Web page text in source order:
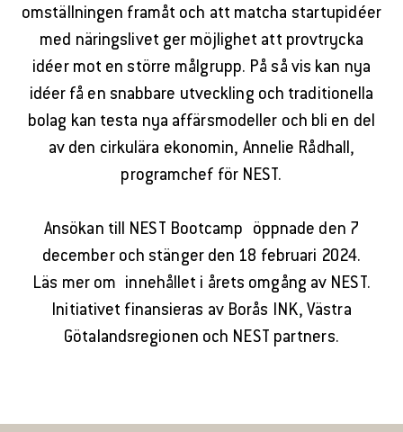
omställningen framåt och att matcha startupidéer
med näringslivet ger möjlighet att provtrycka
idéer mot en större målgrupp. På så vis kan nya
idéer få en snabbare utveckling och traditionella
bolag kan testa nya affärsmodeller och bli en del
av den cirkulära ekonomin, Annelie Rådhall,
programchef för NEST.
Ansökan till NEST Bootcamp öppnade den 7
december och stänger den 18 februari 2024.
Läs mer om innehållet i årets omgång av NEST.
Initiativet finansieras av Borås INK, Västra
Götalandsregionen och NEST partners.